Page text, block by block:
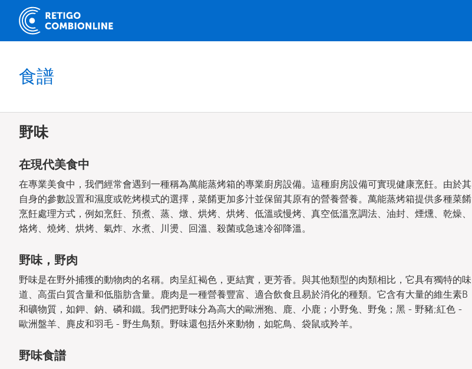
食譜
野味
在現代美食中
在專業美食中，我們經常會遇到一種稱為萬能蒸烤箱的專業廚房設備。這種廚房設備可實現健康烹飪。由於其
自身的參數設置和濕度或乾烤模式的選擇，菜餚更加多汁並保留其原有的營養營養。萬能蒸烤箱提供多種菜餚
烹飪處理方式，例如烹飪、預煮、蒸、燉、烘烤、烘烤、低溫或慢烤、真空低溫烹調法、油封、煙燻、乾燥、
烙烤、燒烤、烘烤、氣炸、水煮、川燙、回溫、殺菌或急速冷卻降溫。
野味，野肉
野味是在野外捕獲的動物肉的名稱。肉呈紅褐色，更結實，更芳香。與其他類型的肉類相比，它具有獨特的味
道、高蛋白質含量和低脂肪含量。鹿肉是一種營養豐富、適合飲食且易於消化的種類。它含有大量的維生素B
和礦物質，如鉀、鈉、磷和鐵。我們把野味分為高大的歐洲狍、鹿、小鹿；小野兔、野兔；黑 - 野豬;紅色 -
歐洲盤羊、麂皮和羽毛 - 野生鳥類。野味還包括外來動物，如鴕鳥、袋鼠或羚羊。
野味食譜